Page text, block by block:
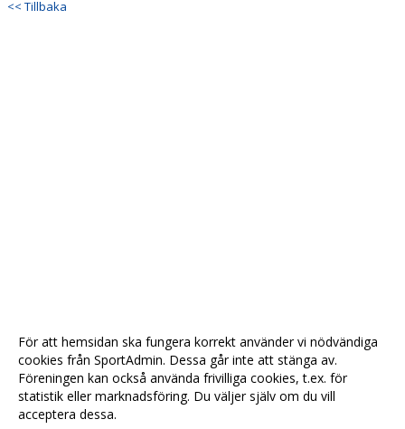
<< Tillbaka
För att hemsidan ska fungera korrekt använder vi nödvändiga
cookies från SportAdmin. Dessa går inte att stänga av.
Föreningen kan också använda frivilliga cookies, t.ex. för
statistik eller marknadsföring. Du väljer själv om du vill
acceptera dessa.